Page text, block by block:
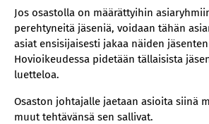
Jos osastolla on määrättyihin
perehtyneitä jäseniä, voidaan tähän
asiat ensisijaisesti jakaa näiden
Hovioikeudessa pidetään tällaisista
luetteloa.
Osaston johtajalle jaetaan asioita siinä
muut tehtävänsä sen sallivat.